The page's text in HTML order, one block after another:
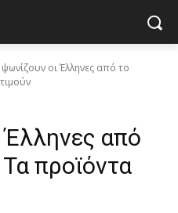
ψωνίζουν οι Έλληνες από το
Έλληνες από
προϊόντα